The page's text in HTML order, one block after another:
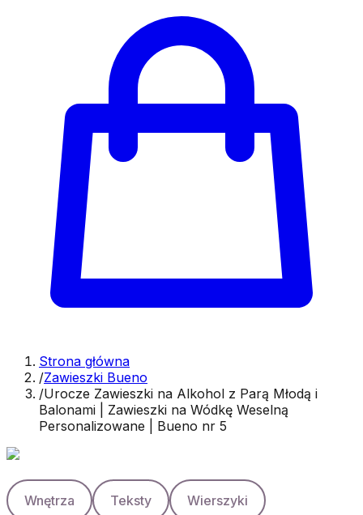
Strona główna
/Zawieszki Bueno
/Urocze Zawieszki na Alkohol z Parą Młodą i
Balonami | Zawieszki na Wódkę Weselną
Personalizowane | Bueno nr 5
Wnętrza Teksty Wierszyki